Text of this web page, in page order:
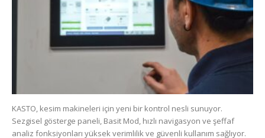
KASTO, kesim makineleri için yeni bir kontrol nesli sunuyor.
Sezgisel gösterge paneli, Basit Mod, hızlı navigasyon ve şeffaf
analiz fonksiyonları yüksek verimlilik ve güvenli kullanım sağlıyor.